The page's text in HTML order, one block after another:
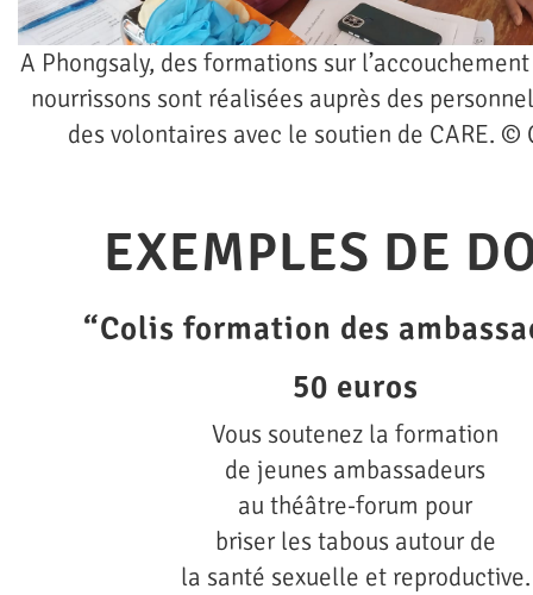
A Phongsaly, des formations sur
nourrissons sont réalisées auprès des
des volontaires avec le soutien de CARE. ©
EXEMPLES DE
“Colis formation des
50 euros
Vous soutenez la formation
de jeunes ambassadeurs
au théâtre-forum pour
briser les tabous autour de
la santé sexuelle et reproductive.